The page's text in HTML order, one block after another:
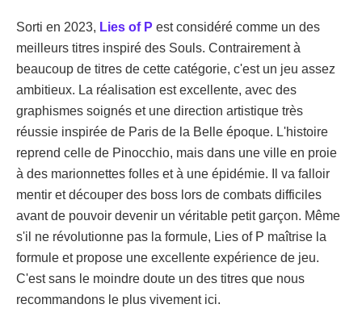
Sorti en 2023, Lies of P est considéré comme un des
meilleurs titres inspiré des Souls. Contrairement à
beaucoup de titres de cette catégorie, c'est un jeu assez
ambitieux. La réalisation est excellente, avec des
graphismes soignés et une direction artistique très
réussie inspirée de Paris de la Belle époque. L'histoire
reprend celle de Pinocchio, mais dans une ville en proie
à des marionnettes folles et à une épidémie. Il va falloir
mentir et découper des boss lors de combats difficiles
avant de pouvoir devenir un véritable petit garçon. Même
s'il ne révolutionne pas la formule, Lies of P maîtrise la
formule et propose une excellente expérience de jeu.
C'est sans le moindre doute un des titres que nous
recommandons le plus vivement ici.